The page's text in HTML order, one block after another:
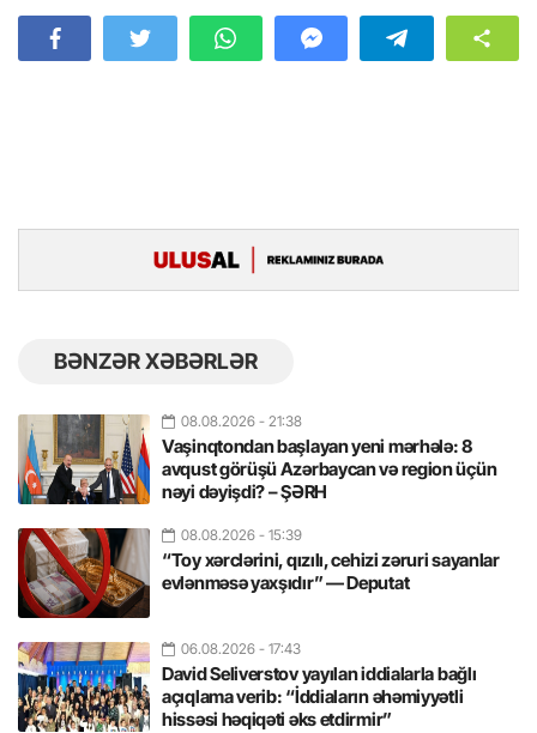
BƏNZƏR XƏBƏRLƏR
08.08.2026 - 21:38
Vaşinqtondan başlayan yeni mərhələ: 8
avqust görüşü Azərbaycan və region üçün
nəyi dəyişdi? – ŞƏRH
08.08.2026 - 15:39
“Toy xərclərini, qızılı, cehizi zəruri sayanlar
evlənməsə yaxşıdır” — Deputat
06.08.2026 - 17:43
David Seliverstov yayılan iddialarla bağlı
açıqlama verib: “İddiaların əhəmiyyətli
hissəsi həqiqəti əks etdirmir”